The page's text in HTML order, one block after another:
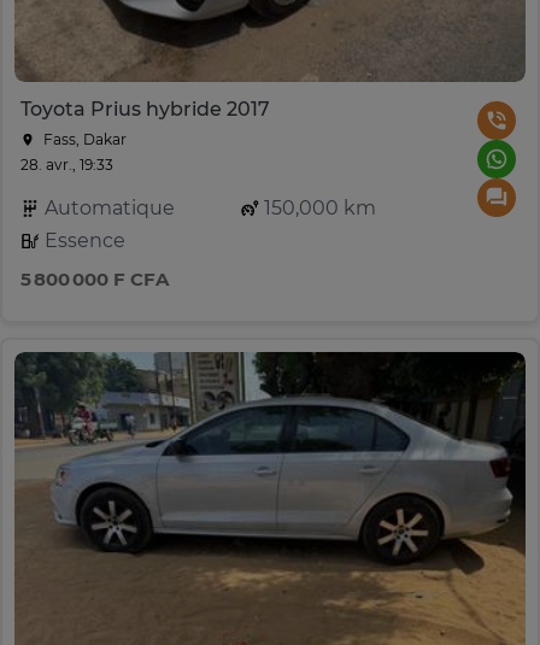
Toyota Prius hybride 2017
Fass, Dakar
28. avr., 19:33
Automatique
150,000 km
Essence
5 800 000 F CFA